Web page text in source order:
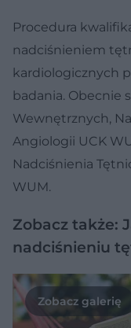
Procedura
nadciśnieniem
kardiologicznych
badania. Obecnie
Wewnętrznych,
Angiologii UCK
Nadciśnienia
WUM.
Zobacz także:
nadciśnieniu